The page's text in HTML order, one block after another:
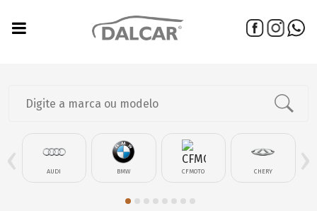
AUDI BMW CFMOTO CHERY
‹ ›